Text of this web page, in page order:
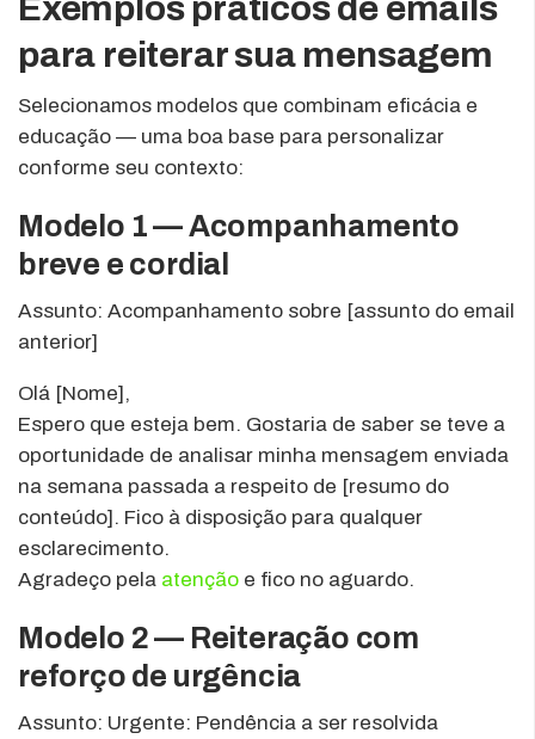
Exemplos práticos de emails
para reiterar sua mensagem
Selecionamos modelos que combinam eficácia e
educação — uma boa base para personalizar
conforme seu contexto:
Modelo 1 — Acompanhamento
breve e cordial
Assunto: Acompanhamento sobre [assunto do email
anterior]
Olá [Nome],
Espero que esteja bem. Gostaria de saber se teve a
oportunidade de analisar minha mensagem enviada
na semana passada a respeito de [resumo do
conteúdo]. Fico à disposição para qualquer
esclarecimento.
Agradeço pela atenção e fico no aguardo.
Modelo 2 — Reiteração com
reforço de urgência
Assunto: Urgente: Pendência a ser resolvida